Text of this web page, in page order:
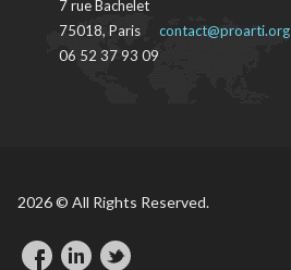
7 rue Bachelet
75018, Paris
06 52 37 93 09
contact@proarti.org
2026 © All Rights Reserved.